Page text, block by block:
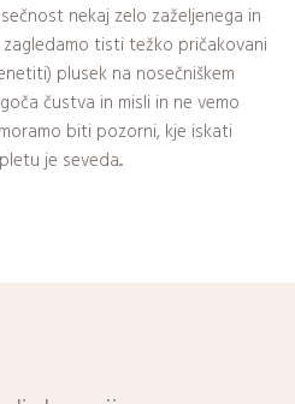
nekaj zelo zaželjenega in
tisti težko pričakovani
plusek na nosečniškem
čustva in misli in ne vemo
biti pozorni, kje iskati
je seveda...